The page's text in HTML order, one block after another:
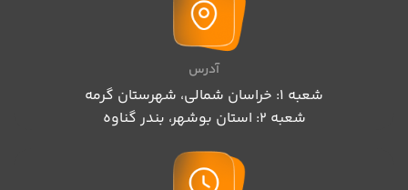
آدرس
شعبه 1: خراسان شمالی، شهرستان گرمه
شعبه 2: استان بوشهر، بندر گناوه